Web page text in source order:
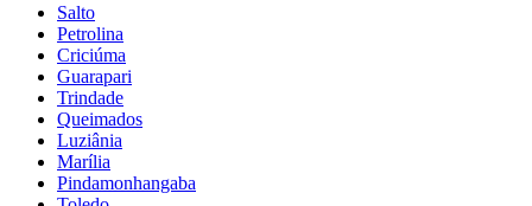
Salto
Petrolina
Criciúma
Guarapari
Trindade
Queimados
Luziânia
Marília
Pindamonhangaba